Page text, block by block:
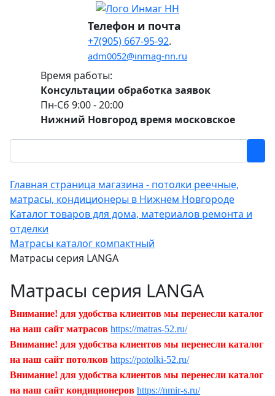
Телефон и почта
+7(905) 667-95-92.
adm0052@inmag-nn.ru
Время работы:
Консультации обработка заявок
Пн-Сб 9:00 - 20:00
Нижний Новгород время московское
Главная страница магазина - потолки реечные,
матрасы, кондиционеры в Нижнем Новгороде
Каталог товаров для дома, материалов ремонта и
отделки
Матрасы каталог компактный
Матрасы серия LANGA
Матрасы серия LANGA
Внимание! для удобства клиентов мы перенесли каталог
на наш сайт матрасов https://matras-52.ru/
Внимание! для удобства клиентов мы перенесли каталог
на наш сайт потолков https://potolki-52.ru/
Внимание! для удобства клиентов мы перенесли каталог
на наш сайт кондиционеров https://nmir-s.ru/